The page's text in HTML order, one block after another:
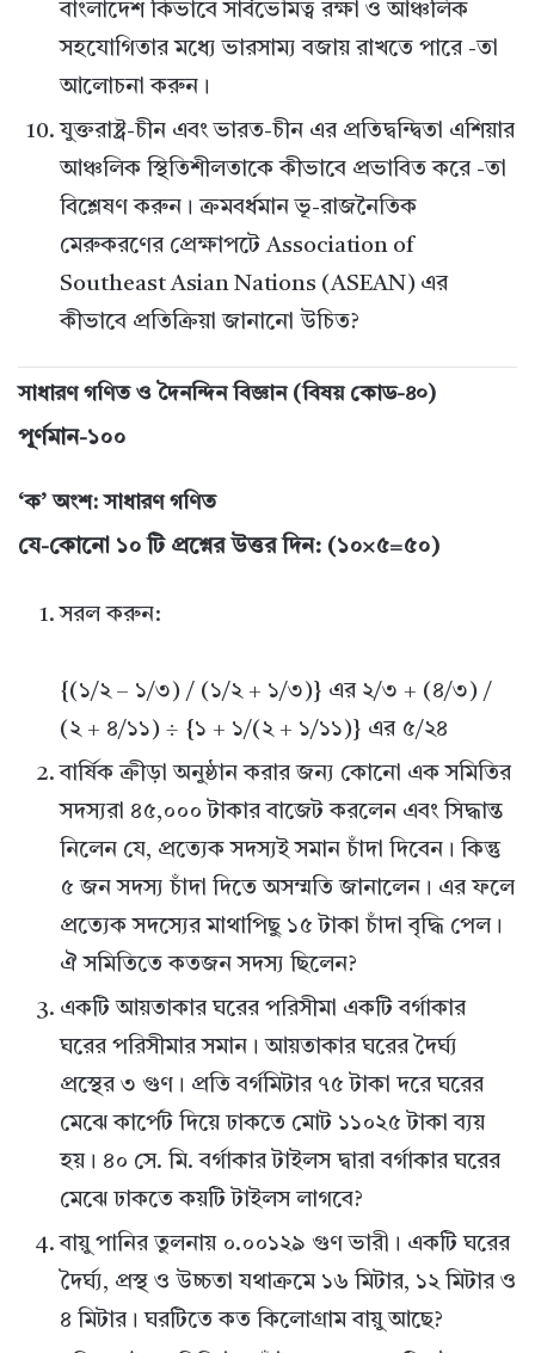
বাংলাদেশ কিভাবে সার্বভৌমত্ব রক্ষা ও আঞ্চলিক
সহযোগিতার মধ্যে ভারসাম্য বজায় রাখতে পারে -তা
আলোচনা করুন।
যুক্তরাষ্ট্র-চীন এবং ভারত-চীন এর প্রতিদ্বন্দ্বিতা এশিয়ার
আঞ্চলিক স্থিতিশীলতাকে কীভাবে প্রভাবিত করে -তা
বিশ্লেষণ করুন। ক্রমবর্ধমান ভূ-রাজনৈতিক
মেরুকরণের প্রেক্ষাপটে Association of
Southeast Asian Nations (ASEAN) এর
কীভাবে প্রতিক্রিয়া জানানো উচিত?
সাধারণ গণিত ও দৈনন্দিন বিজ্ঞান (বিষয় কোড-৪০)
পূর্ণমান-১০০
‘ক’ অংশ: সাধারণ গণিত
যে-কোনো ১০ টি প্রশ্নের উত্তর দিন: (১০×৫=৫০)
সরল করুন:
{(১/২ – ১/৩) / (১/২ + ১/৩)} এর ২/৩ + (৪/৩) /
(২ + ৪/১১) ÷ {১ + ১/(২ + ১/১১)} এর ৫/২৪
বার্ষিক ক্রীড়া অনুষ্ঠান করার জন্য কোনো এক সমিতির
সদস্যরা ৪৫,০০০ টাকার বাজেট করলেন এবং সিদ্ধান্ত
নিলেন যে, প্রত্যেক সদস্যই সমান চাঁদা দিবেন। কিন্তু
৫ জন সদস্য চাঁদা দিতে অসম্মতি জানালেন। এর ফলে
প্রত্যেক সদস্যের মাথাপিছু ১৫ টাকা চাঁদা বৃদ্ধি পেল।
ঐ সমিতিতে কতজন সদস্য ছিলেন?
একটি আয়তাকার ঘরের পরিসীমা একটি বর্গাকার
ঘরের পরিসীমার সমান। আয়তাকার ঘরের দৈর্ঘ্য
প্রস্থের ৩ গুণ। প্রতি বর্গমিটার ৭৫ টাকা দরে ঘরের
মেঝে কার্পেট দিয়ে ঢাকতে মোট ১১০২৫ টাকা ব্যয়
হয়। ৪০ সে. মি. বর্গাকার টাইলস দ্বারা বর্গাকার ঘরের
মেঝে ঢাকতে কয়টি টাইলস লাগবে?
বায়ু পানির তুলনায় ০.০০১২৯ গুণ ভারী। একটি ঘরের
দৈর্ঘ্য, প্রস্থ ও উচ্চতা যথাক্রমে ১৬ মিটার, ১২ মিটার ও
৪ মিটার। ঘরটিতে কত কিলোগ্রাম বায়ু আছে?